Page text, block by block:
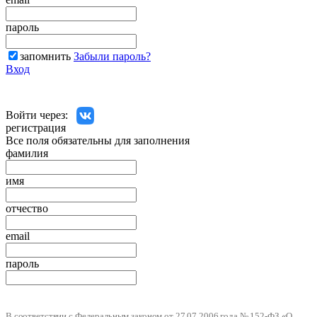
пароль
запомнить Забыли пароль?
Вход
Войти через:
регистрация
Все поля обязательны для заполнения
фамилия
имя
отчество
email
пароль